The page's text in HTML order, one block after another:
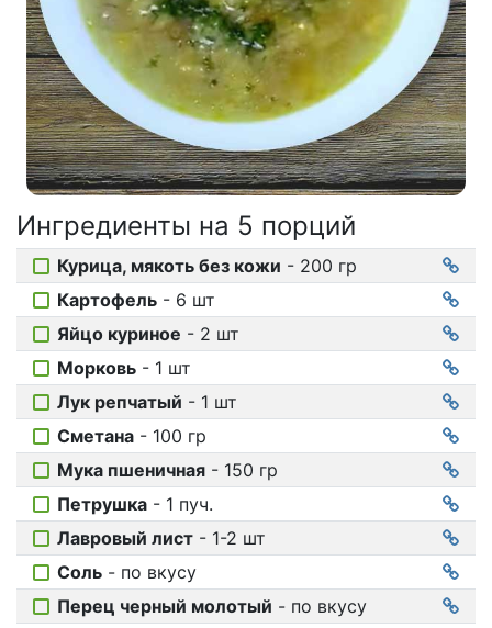
Соусы
На ужин
Мультиварка
Мясорубка
Холодильник
Ингредиенты на 5 порций
Курица, мякоть без кожи - 200 гр
Картофель - 6 шт
Яйцо куриное - 2 шт
Морковь - 1 шт
Лук репчатый - 1 шт
Сметана - 100 гр
Мука пшеничная - 150 гр
Петрушка - 1 пуч.
Лавровый лист - 1-2 шт
Соль - по вкусу
Перец черный молотый - по вкусу